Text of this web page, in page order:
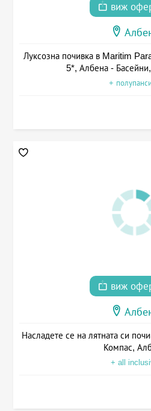
виж
Луксозна почивка в Maritim
5*, Албена -
+
виж
Насладете се на лятната си
Компас,
+ all